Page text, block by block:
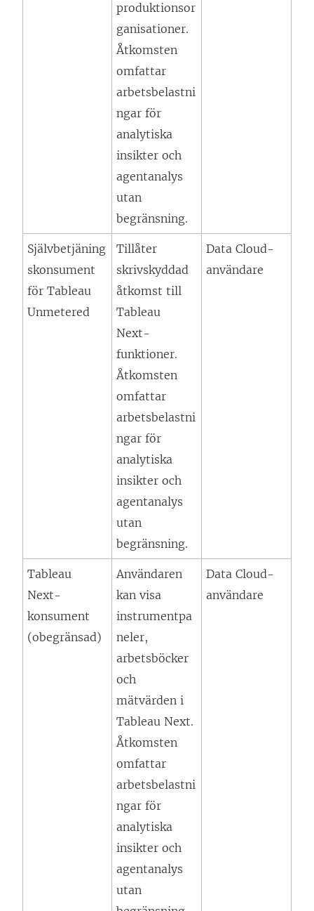
produktionsor
ganisationer.
Åtkomsten
omfattar
arbetsbelastni
ngar för
analytiska
insikter och
agentanalys
utan
begränsning.
Självbetjäning
skonsument
för Tableau
Unmetered
Tillåter
skrivskyddad
åtkomst till
Tableau
Next-
funktioner.
Åtkomsten
omfattar
arbetsbelastni
ngar för
analytiska
insikter och
agentanalys
utan
begränsning.
Data Cloud-
användare
Tableau
Next-
konsument
(obegränsad)
Användaren
kan visa
instrumentpa
neler,
arbetsböcker
och
mätvärden i
Tableau Next.
Åtkomsten
omfattar
arbetsbelastni
ngar för
analytiska
insikter och
agentanalys
utan
Data Cloud-
användare